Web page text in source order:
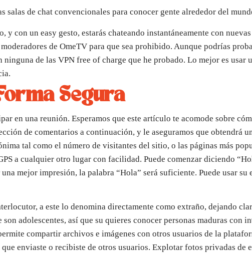
salas de chat convencionales para conocer gente alrededor del
con un easy gesto, estarás chateando instantáneamente con
de OmeTV para que sea prohibido. Aunque podrías
de las VPN free of charge que he probado. Lo mejor es usar
Segura
en una reunión. Esperamos que este artículo te acomode sobre
de comentarios a continuación, y le aseguramos que obtendrá
tal como el número de visitantes del sitio, o las páginas más
a cualquier otro lugar con facilidad. Puede comenzar diciendo
mejor impresión, la palabra “Hola” será suficiente. Puede usar su
a este lo denomina directamente como extraño, dejando
adolescentes, así que su quieres conocer personas maduras con
compartir archivos e imágenes con otros usuarios de la
enviaste o recibiste de otros usuarios. Explotar fotos privadas de